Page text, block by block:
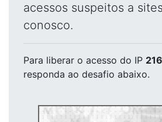
acessos suspeitos a
conosco.
Para liberar o acesso do IP
responda ao desafio abaixo.